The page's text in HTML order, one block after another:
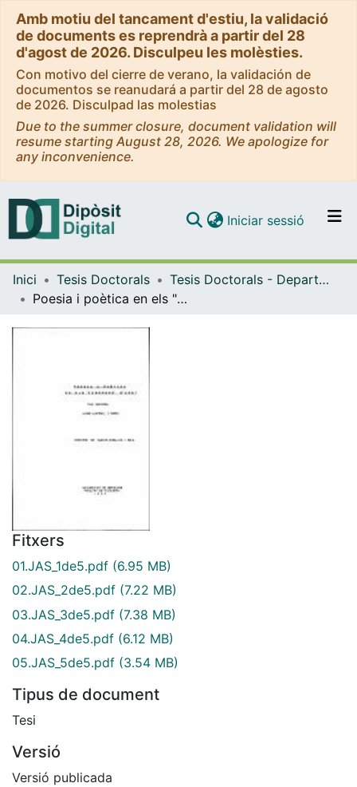
Amb motiu del tancament d'estiu, la validació
de documents es reprendrà a partir del 28
d'agost de 2026. Disculpeu les molèsties.
Con motivo del cierre de verano, la validación de
documentos se reanudará a partir del 28 de agosto
de 2026. Disculpad las molestias
Due to the summer closure, document validation will
resume starting August 28, 2026. We apologize for
any inconvenience.
Navega per tot el DD
Iniciar sessió (current)
Inici Tesis Doctorals
Tesis Doctorals - Departament - Filologia Grega
Poesia i poètica en els "Fenòmens" d'Arat
Fitxers
01.JAS_1de5.pdf (6.95 MB)
02.JAS_2de5.pdf (7.22 MB)
03.JAS_3de5.pdf (7.38 MB)
04.JAS_4de5.pdf (6.12 MB)
05.JAS_5de5.pdf (3.54 MB)
Tipus de document
Tesi
Versió
Versió publicada